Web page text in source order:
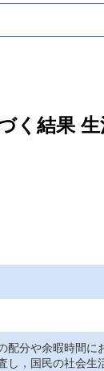
く結果
分や余暇時間に
，国民の社会生